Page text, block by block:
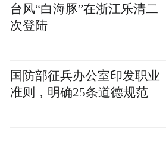
台风“白海豚”在浙江乐清二
次登陆
国防部征兵办公室印发职业
准则，明确25条道德规范